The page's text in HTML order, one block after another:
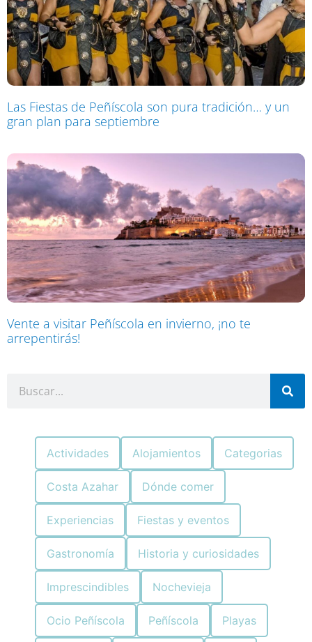
Las Fiestas de Peñíscola son pura tradición… y un
gran plan para septiembre
Vente a visitar Peñíscola en invierno, ¡no te
arrepentirás!
Actividades Alojamientos Categorias
Costa Azahar Dónde comer
Experiencias Fiestas y eventos
Gastronomía Historia y curiosidades
Imprescindibles Nochevieja
Ocio Peñíscola Peñíscola Playas